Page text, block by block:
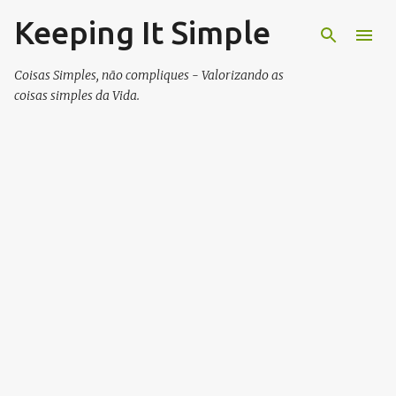
Skip to main content
Keeping It Simple
Coisas Simples, não compliques - Valorizando as
coisas simples da Vida.